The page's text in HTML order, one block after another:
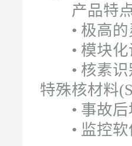
产品特
• 极高的
• 模块化
• 核素识
特殊核材料
• 事故后
• 监控软